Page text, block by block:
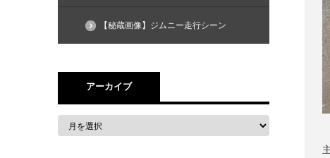
【秘蔵画像】ジムニー走行シーン
アーカイブ